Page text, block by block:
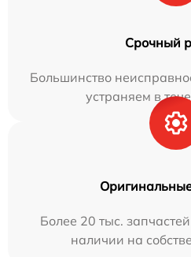
Срочный
Большинство
устраняем в
Более 20 тыс.
наличии на